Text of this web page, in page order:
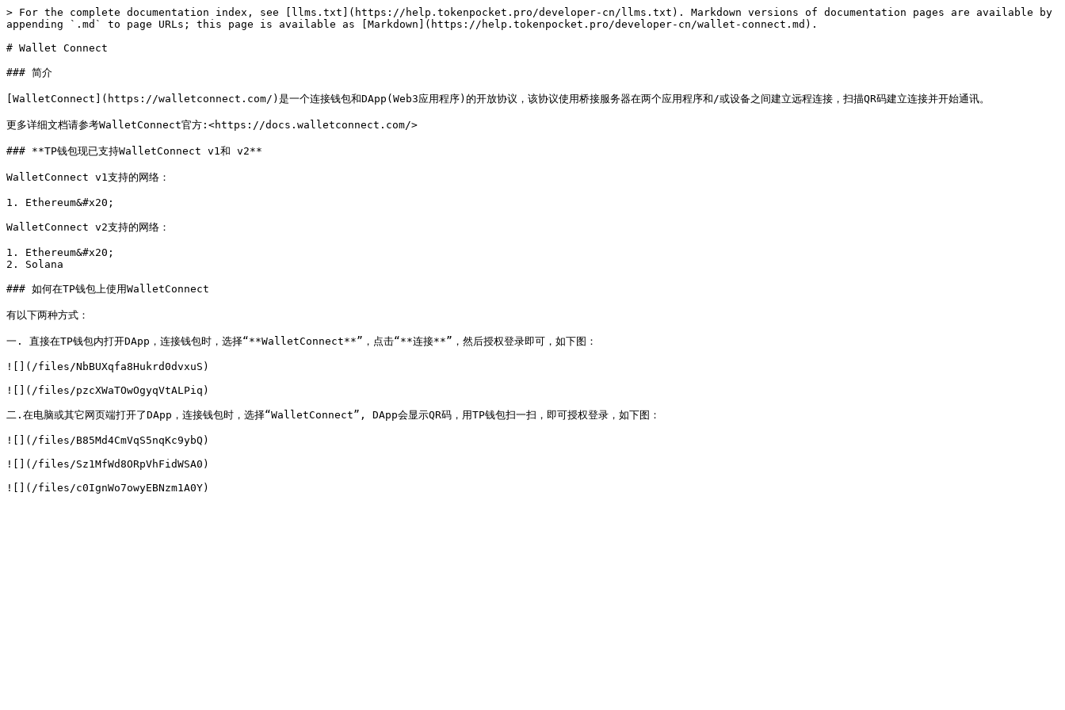
> For the complete documentation index, see [llms.txt](https://help.tokenpocket.pro/developer-cn/llms.txt). Markdown versions of documentation pages are available by
appending `.md` to page URLs; this page is available as [Markdown](https://help.tokenpocket.pro/developer-cn/wallet-connect.md).
# Wallet Connect
### 简介
[WalletConnect](https://walletconnect.com/)是一个连接钱包和DApp(Web3应用程序)的开放协议，该协议使用桥接服务器在两个应用程序和/或设备之间建立远程连接，扫描QR码建立连接并开始通讯。
更多详细文档请参考WalletConnect官方:<https://docs.walletconnect.com/>
### **TP钱包现已支持WalletConnect v1和 v2**
WalletConnect v1支持的网络：
1. Ethereum&#x20;
WalletConnect v2支持的网络：
1. Ethereum&#x20;
2. Solana
### 如何在TP钱包上使用WalletConnect
有以下两种方式：
一. 直接在TP钱包内打开DApp，连接钱包时，选择“**WalletConnect**”，点击“**连接**”，然后授权登录即可，如下图：
![](/files/NbBUXqfa8Hukrd0dvxuS)
![](/files/pzcXWaTOwOgyqVtALPiq)
二.在电脑或其它网页端打开了DApp，连接钱包时，选择“WalletConnect”, DApp会显示QR码，用TP钱包扫一扫，即可授权登录，如下图：
![](/files/B85Md4CmVqS5nqKc9ybQ)
![](/files/Sz1MfWd8ORpVhFidWSA0)